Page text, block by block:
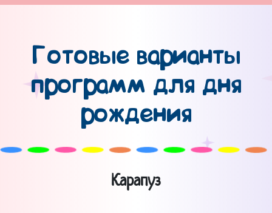
Готовые варианты
программ для дня
рождения
Карапуз